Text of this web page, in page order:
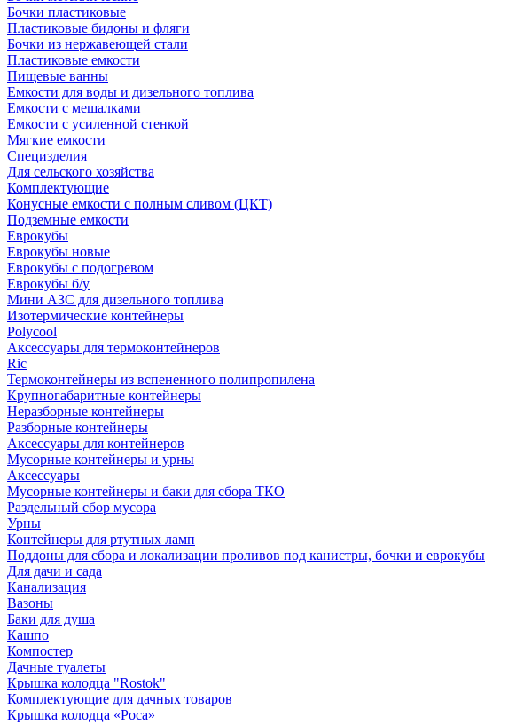
Бочки пластиковые
Пластиковые бидоны и фляги
Бочки из нержавеющей стали
Пластиковые емкости
Пищевые ванны
Емкости для воды и дизельного топлива
Емкости с мешалками
Емкости с усиленной стенкой
Мягкие емкости
Специзделия
Для сельского хозяйства
Комплектующие
Конусные емкости с полным сливом (ЦКТ)
Подземные емкости
Еврокубы
Еврокубы новые
Еврокубы с подогревом
Еврокубы б/у
Мини АЗС для дизельного топлива
Изотермические контейнеры
Polycool
Аксессуары для термоконтейнеров
Ric
Термоконтейнеры из вспененного полипропилена
Крупногабаритные контейнеры
Неразборные контейнеры
Разборные контейнеры
Аксессуары для контейнеров
Мусорные контейнеры и урны
Аксессуары
Мусорные контейнеры и баки для сбора ТКО
Раздельный сбор мусора
Урны
Контейнеры для ртутных ламп
Поддоны для сбора и локализации проливов под канистры, бочки и еврокубы
Для дачи и сада
Канализация
Вазоны
Баки для душа
Кашпо
Компостер
Дачные туалеты
Крышка колодца "Rostok"
Комплектующие для дачных товаров
Крышка колодца «Роса»